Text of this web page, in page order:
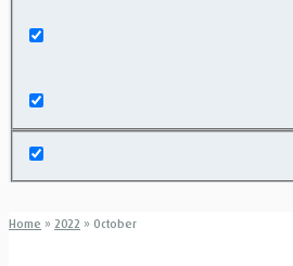
Home » 2022 » October